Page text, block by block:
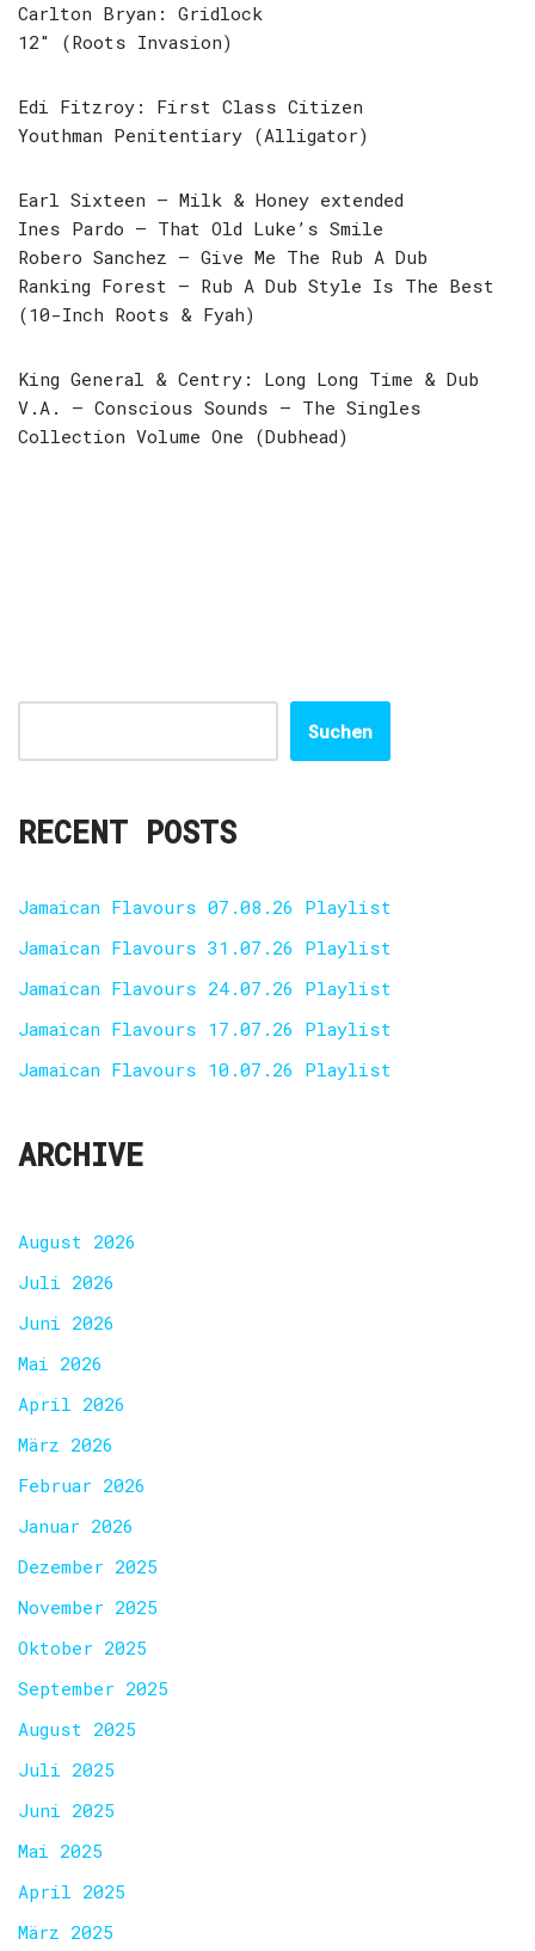
Carlton Bryan: Gridlock
12″ (Roots Invasion)
Edi Fitzroy: First Class Citizen
Youthman Penitentiary (Alligator)
Earl Sixteen – Milk & Honey extended
Ines Pardo – That Old Luke’s Smile
Robero Sanchez – Give Me The Rub A Dub
Ranking Forest – Rub A Dub Style Is The Best
(10-Inch Roots & Fyah)
King General & Centry: Long Long Time & Dub
V.A. – Conscious Sounds – The Singles
Collection Volume One (Dubhead)
Suchen
RECENT POSTS
Jamaican Flavours 07.08.26 Playlist
Jamaican Flavours 31.07.26 Playlist
Jamaican Flavours 24.07.26 Playlist
Jamaican Flavours 17.07.26 Playlist
Jamaican Flavours 10.07.26 Playlist
ARCHIVE
August 2026
Juli 2026
Juni 2026
Mai 2026
April 2026
März 2026
Februar 2026
Januar 2026
Dezember 2025
November 2025
Oktober 2025
September 2025
August 2025
Juli 2025
Juni 2025
Mai 2025
April 2025
März 2025